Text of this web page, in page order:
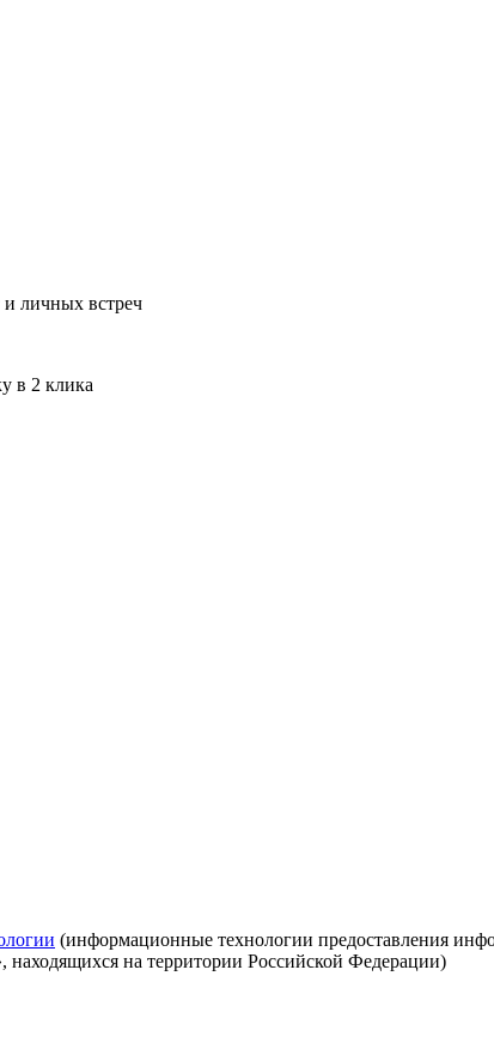
и личных встреч
в 2 клика
(информационные технологии предоставления
находящихся на территории Российской Федерации)